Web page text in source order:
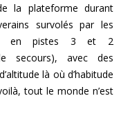
la plateforme durant
survolés par les
en pistes 3 et 2
secours), avec des
là où d’habitude
tout le monde n’est